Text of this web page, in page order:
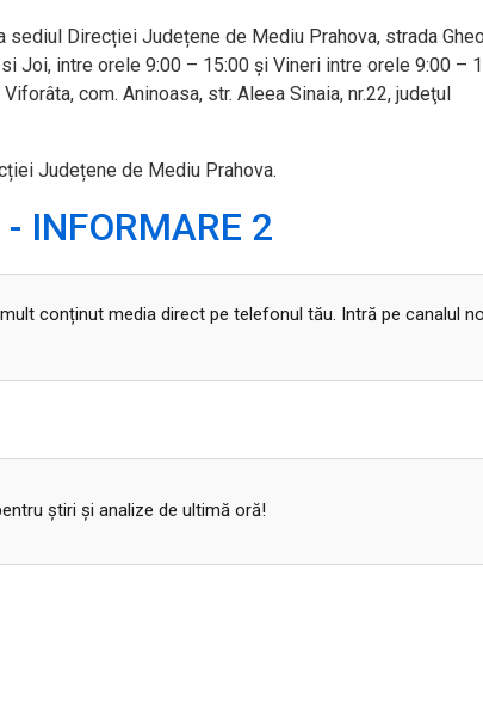
Direcției Județene de Mediu Prahova, strada
Joi, intre orele 9:00 – 15:00 și Vineri intre orele 9:00 –
com. Aninoasa, str. Aleea Sinaia, nr.22, judeţul
Județene de Mediu Prahova.
INFORMARE 2
conținut media direct pe telefonul tău. Intră pe canalul
ştiri şi analize de ultimă oră!